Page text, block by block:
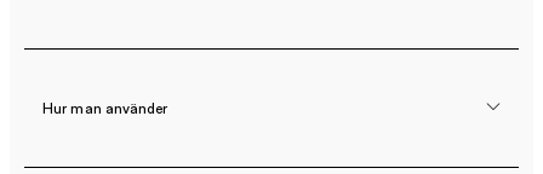
Hur man använder